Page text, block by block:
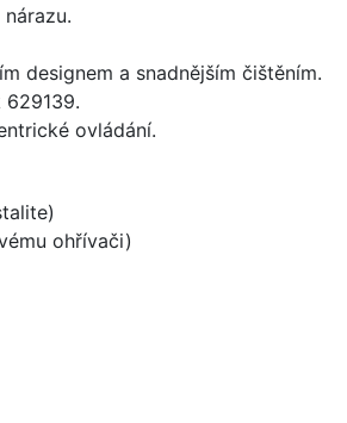
designem a snadnějším čištěním.
ovládání.
ohřívači)